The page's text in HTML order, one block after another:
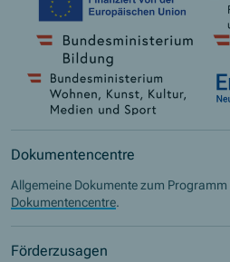
Dokumentencentre
Allgemeine Dokumente zum
Dokumentencentre.
Förderzusagen